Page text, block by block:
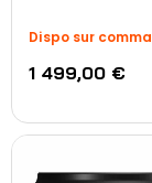
Dispo sur
1 499,00 €